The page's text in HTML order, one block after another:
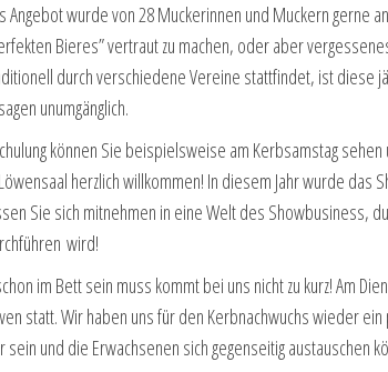
Ange­bot wur­de von 28 Mucke­rin­nen und Muckern ger­ne
Bie­res” ver­traut zu machen, oder aber
durch ver­schie­de­ne Ver­ei­ne statt­fin­det, ist die­se
unumgänglich.
kön­nen Sie bei­spiels­wei­se am Kerbsams­tag
herz­lich will­kom­men! In die­sem Jahr wur­de das
Sie sich mit­neh­men in eine Welt des Show­busi­ness,
wird!
im Bett sein muss kommt bei uns nicht zu kurz! Am
statt. Wir haben uns für den Kerb­nach­wuchs wie­der
und die Erwach­se­nen sich gegen­sei­tig aus­tau­schen